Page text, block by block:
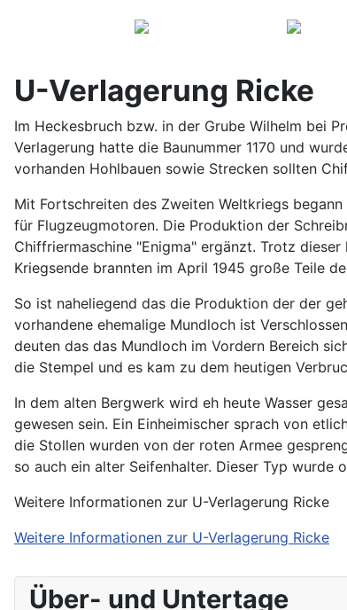
U-Verlagerung Ricke
Im Heckesbruch bzw. in der Grube Wilhelm bei
Verlagerung hatte die Baunummer 1170 und
vorhanden Hohlbauen sowie Strecken sollten
Mit Fortschreiten des Zweiten Weltkriegs
für Flugzeugmotoren. Die Produktion der
Chiffriermaschine "Enigma" ergänzt. Trotz
Kriegsende brannten im April 1945 große Teile
So ist naheliegend das die Produktion der der
vorhandene ehemalige Mundloch ist
deuten das das Mundloch im Vordern Bereich
die Stempel und es kam zu dem heutigen
In dem alten Bergwerk wird eh heute Wasser
gewesen sein. Ein Einheimischer sprach von
die Stollen wurden von der roten Armee
so auch ein alter Seifenhalter. Dieser Typ wurde
Weitere Informationen zur U-Verlagerung Ricke
Weitere Informationen zur U-Verlagerung Ricke
Über- und Untertage